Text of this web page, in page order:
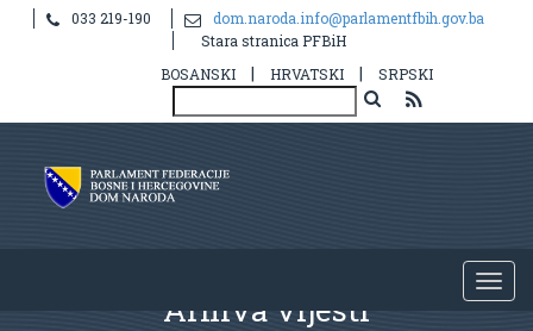
033 219-190
dom.naroda.info@parlamentfbih.gov.ba
Stara stranica PFBiH
BOSANSKI
| HRVATSKI | SRPSKI
Arhiva vijesti